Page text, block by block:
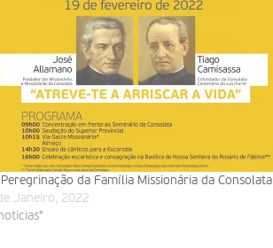
Peregrinação da Família Missionária da Consolata
Janeiro, 2022